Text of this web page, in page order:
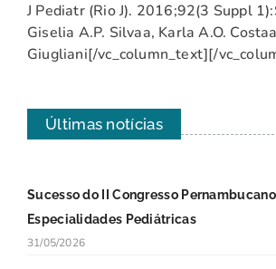
J Pediatr (Rio J). 2016;92(3 Suppl
Giselia A.P. Silvaa, Karla A.O.
Giugliani[/vc_column_text][/
Últimas notícias
Sucesso do II Congresso
Especialidades Pediátricas
31/05/2026